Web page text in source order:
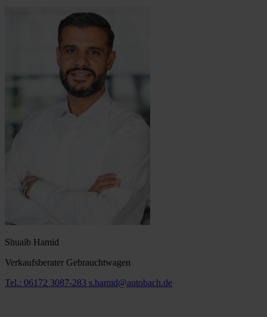
Shuaib Hamid
Verkaufsberater Gebrauchtwagen
Tel.: 06172 3087-283 s.hamid@autobach.de